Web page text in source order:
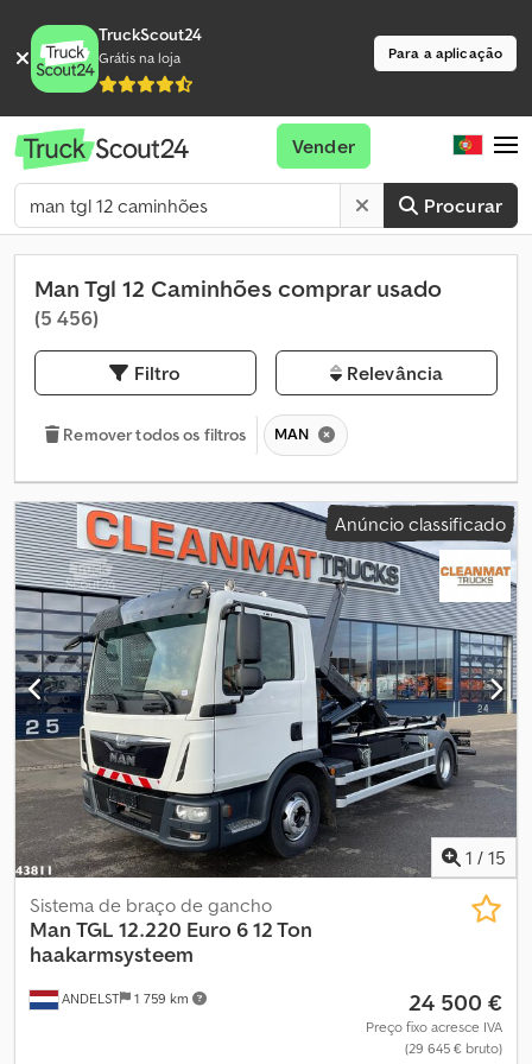
TruckScout24
Grátis na loja Para a aplicação
Procurar
Vender
Man Tgl 12 Caminhões comprar usado
(5 456)
Filtro Relevância
Remover todos os filtros MAN
Anúncio classificado
1 / 15
ANDELST 1 759 km
Sistema de braço de gancho
Man TGL 12.220 Euro 6 12 Ton
haakarmsysteem
24 500 €
Preço fixo acresce IVA
(29 645 € bruto)